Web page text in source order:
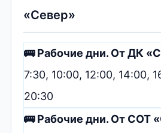
«Север»
🚌 Рабочие дни. От ДК
7:30, 10:00, 12:00, 14:00,
20:30
🚌 Рабочие дни. От СОТ